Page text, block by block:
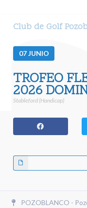
Club de Golf
07JUNIO
TROFEO
2026
Stableford (Handicap)
POZOBLANCO -